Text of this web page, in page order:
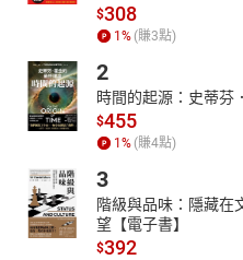
$308
1% (賺3點)
2
時間的起源：史蒂芬
$455
1% (賺4點)
3
階級與品味：隱藏在
望【電子書】
$392